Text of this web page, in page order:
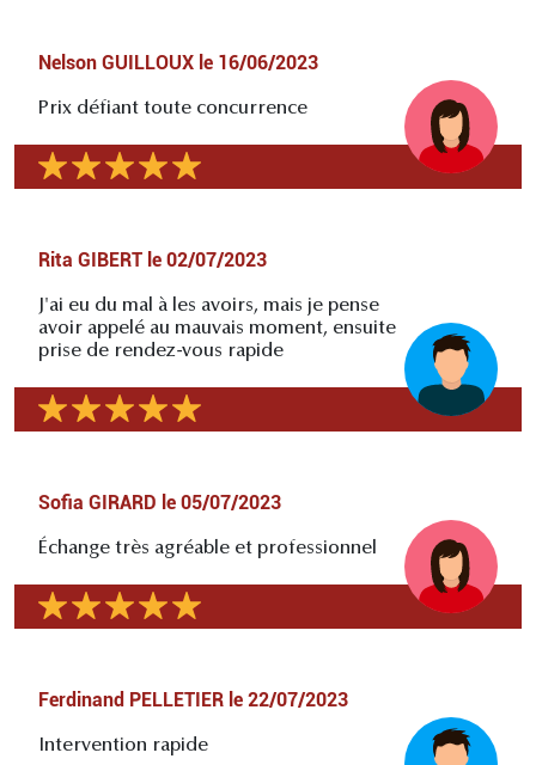
Nelson GUILLOUX le 16/06/2023
Prix défiant toute concurrence
Rita GIBERT le 02/07/2023
J'ai eu du mal à les avoirs, mais je pense
avoir appelé au mauvais moment, ensuite
prise de rendez-vous rapide
Sofia GIRARD le 05/07/2023
Échange très agréable et professionnel
Ferdinand PELLETIER le 22/07/2023
Intervention rapide